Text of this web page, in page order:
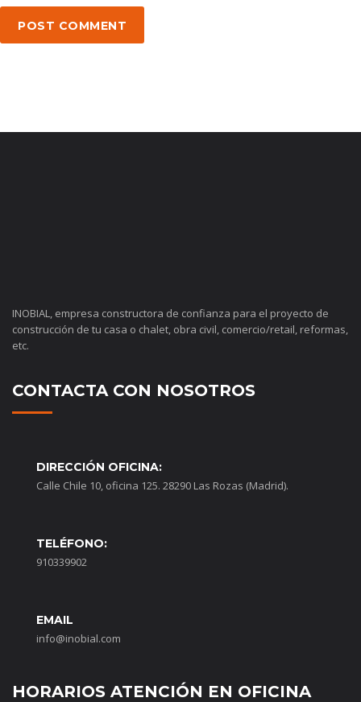
POST COMMENT
INOBIAL, empresa constructora de confianza para el proyecto de
construcción de tu casa o chalet, obra civil, comercio/retail, reformas,
etc.
CONTACTA CON NOSOTROS
DIRECCIÓN OFICINA:
Calle Chile 10, oficina 125. 28290 Las Rozas (Madrid).
TELÉFONO:
910339902
EMAIL
info@inobial.com
HORARIOS ATENCIÓN EN OFICINA